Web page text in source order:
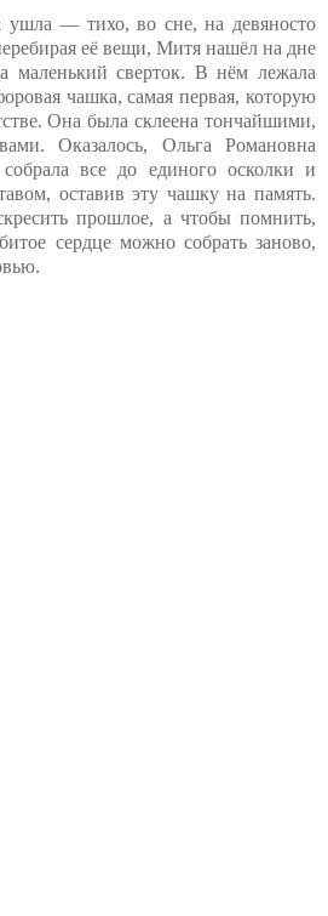
ушла — тихо, во сне, на девяносто
её вещи, Митя нашёл на дне
маленький сверток. В нём лежала
чашка, самая первая, которую
Она была склеена тончайшими,
Оказалось, Ольга Романовна
все до единого осколки и
оставив эту чашку на память.
прошлое, а чтобы помнить,
сердце можно собрать заново,